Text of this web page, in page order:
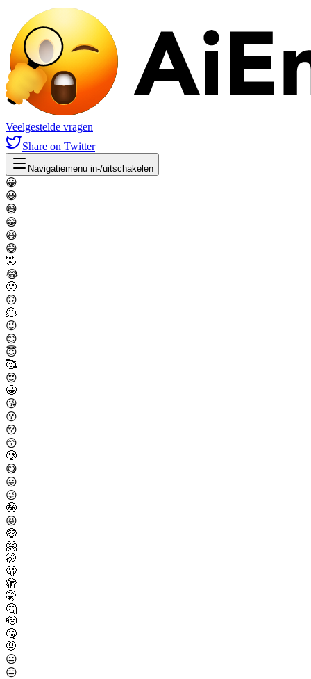
Veelgestelde vragen
Share on Twitter
Navigatiemenu in-/uitschakelen
😀
😃
😄
😁
😆
😅
🤣
😂
🙂
🙃
🫠
😉
😊
😇
🥰
😍
🤩
😘
😗
😚
😙
🥲
😋
😛
😜
🤪
😝
🤑
🤗
🤭
🫢
🫣
🤫
🤔
🫡
🤐
🤨
😐
😑